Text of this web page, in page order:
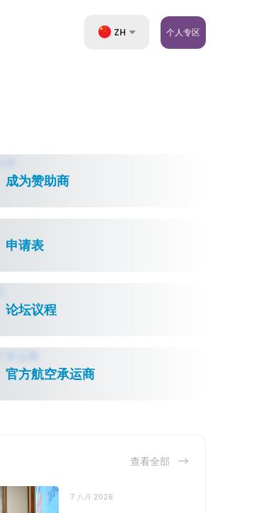
ZH 个人专区
成为赞助商
申请表
论坛议程
官方航空承运商
查看全部
7 八月 2026